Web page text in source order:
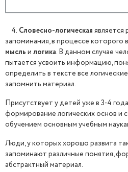
4. Словесно-логическая
запоминания, в процессе которого
мысль и логика. В данном случае
пытается усвоить информацию,
определить в тексте все
запомнить материал.
Присутствует у детей уже в 3-4
формирование логических основ и
обучением основным учебным
Люди, у которых хорошо развита
запоминают различные понятия,
абстрактный материал.